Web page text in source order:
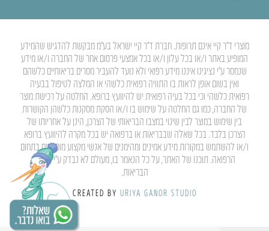
מוצרי ד”ר קיי אינם תרופות. חברת ד”ר קיי ישראל בע”מ מבקשת להדגיש שהמידע
המופיע באתר ו/או בכל עלון ו/או בכל אמצעי פרסום אחר של החברה ו/או מידע
שנמסר ע”י נציגינו איננו מידע רפואי ולא נועד להעביר מסרים בריאותיים כלשהם
ואין בשום אופן לראות בו התוויה רפואית כלשהי או המלצה לטיפול בבעיה
רפואית כלשהי וכי בכל בעיה רפואית יש להיוועץ ברופא. החלטה על רכישת מוצר
של החברה, כמו גם החלטה על שימוש בו ו/או הסקת מסקנות כלשהן הקושרות
בין שימוש במוצר לבין שינוי במצבו הבריאותי של הצרכן, הינן על אחריותו של
הצרכן בלבד. בכל שאלה שבבריאות או ברפואה יש בכל מקרה להיוועץ ברופא
ו/או להשתמש במקורות מידע אמינים ומהימנים של אנשי מקצוע מוסמכים בתחום
הרפואה. תוכנו של האתר, על כל הנאמר בו, מעולם לא נבדק ע”י משרד
הבריאות.
CREATED BY URIYA GANOR STUDIO